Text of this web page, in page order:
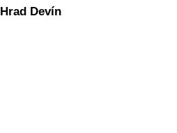
Hrad Devín